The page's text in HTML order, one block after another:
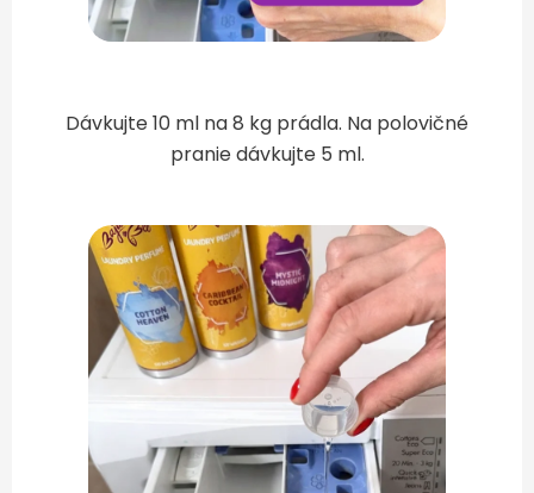
Dávkujte 10 ml na 8 kg prádla. Na polovičné
pranie dávkujte 5 ml.